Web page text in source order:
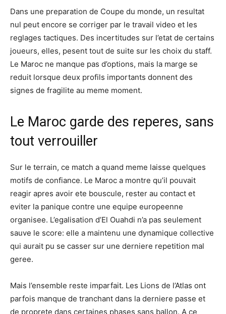
Dans une preparation de Coupe du monde, un resultat
nul peut encore se corriger par le travail video et les
reglages tactiques. Des incertitudes sur l’etat de certains
joueurs, elles, pesent tout de suite sur les choix du staff.
Le Maroc ne manque pas d’options, mais la marge se
reduit lorsque deux profils importants donnent des
signes de fragilite au meme moment.
Le Maroc garde des reperes, sans
tout verrouiller
Sur le terrain, ce match a quand meme laisse quelques
motifs de confiance. Le Maroc a montre qu’il pouvait
reagir apres avoir ete bouscule, rester au contact et
eviter la panique contre une equipe europeenne
organisee. L’egalisation d’El Ouahdi n’a pas seulement
sauve le score: elle a maintenu une dynamique collective
qui aurait pu se casser sur une derniere repetition mal
geree.
Mais l’ensemble reste imparfait. Les Lions de l’Atlas ont
parfois manque de tranchant dans la derniere passe et
de proprete dans certaines phases sans ballon. A ce